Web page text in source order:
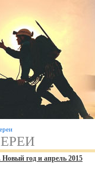
год и апрель 2015